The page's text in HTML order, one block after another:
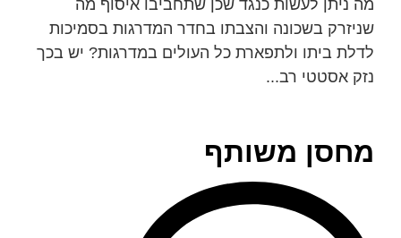
מה ניתן לעשות כנגד שכן שתחביבו איסוף מה
שניזרק בשכונה והצבתו בחדר המדרגות בסמיכות
לדלת ביתו ולתפארת כל העולים במדרגות? יש בכך
נזק אסטטי רב...
מחסן משותף